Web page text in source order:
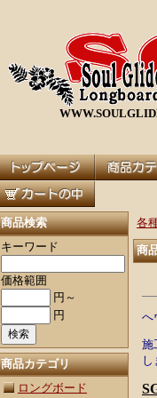
商品検索
キーワード
価格範囲
円～
円
商品カテゴリ
ロングボード
各
商
へ
施
し